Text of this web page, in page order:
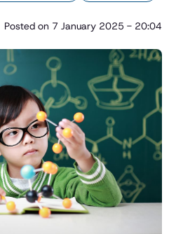
Posted on 7 January 2025 - 20:04